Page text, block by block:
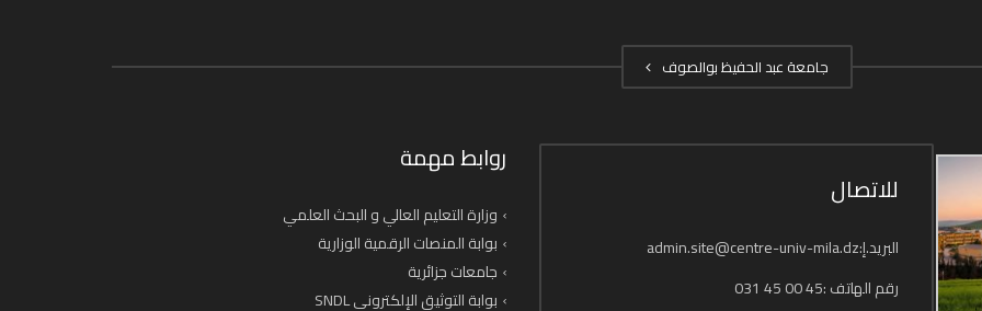
جامعة عبد الحفيظ بوالصوف
روابط مهمة
وزارة التعليم العالي و البحث العلمي
بوابة المنصات الرقمية الوزارية
جامعات جزائرية
بوابة التوثيق الإلكتروني SNDL
للاتصال
البريد.إ:admin.site@centre-univ-mila.dz
رقم الهاتف :45 00 45 031